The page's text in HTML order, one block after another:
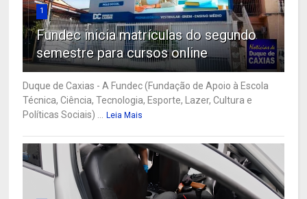
1
Fundec inicia matrículas do segundo
semestre para cursos online
Duque de Caxias - A Fundec (Fundação de Apoio à Escola
Técnica, Ciência, Tecnologia, Esporte, Lazer, Cultura e
Políticas Sociais) ...
Leia Mais